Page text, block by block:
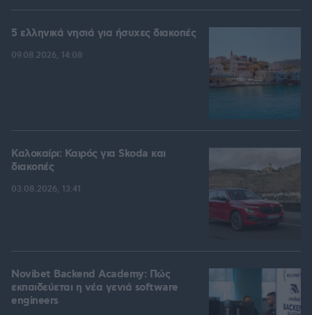
5 ελληνικά νησιά για ήσυχες διακοπές
09.08.2026, 14:08
Καλοκαίρι: Καιρός για Skoda και
διακοπές
03.08.2026, 13:41
Novibet Backend Academy: Πώς
εκπαιδεύεται η νέα γενιά software
engineers